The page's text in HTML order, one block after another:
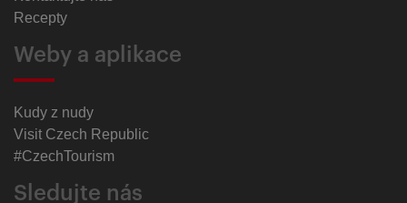
Recepty
Weby a aplikace
Kudy z nudy
Visit Czech Republic
#CzechTourism
Sledujte nás